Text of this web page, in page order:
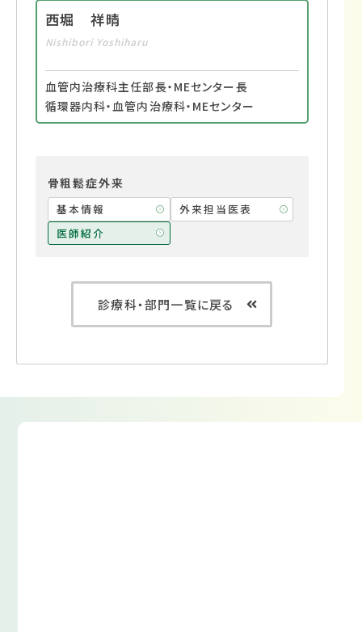
西堀 祥晴
Nishibori Yoshiharu
血管内治療科主任部長・MEセンター長
循環器内科・血管内治療科・MEセンター
骨粗鬆症外来
基本情報
外来担当医表
医師紹介
診療科・部門一覧に戻る